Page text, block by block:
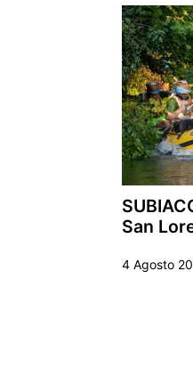
San
4 Agosto